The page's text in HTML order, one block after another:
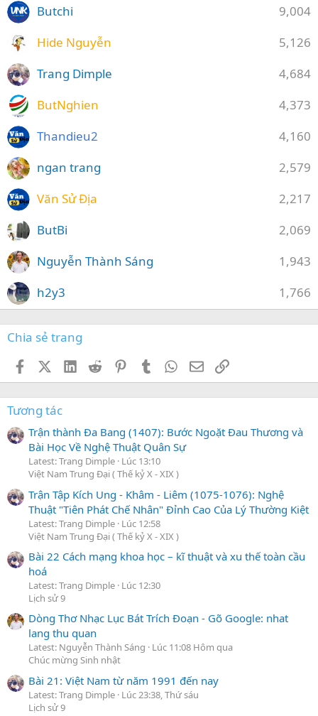
9,004
Butchi
5,126
Hide Nguyễn
4,684
Trang Dimple
4,373
ButNghien
4,160
Thandieu2
2,579
ngan trang
2,217
Văn Sử Địa
2,069
ButBi
1,943
Nguyễn Thành Sáng
1,766
h2y3
Chia sẻ trang
FacebookX (Twitter)
LinkedIn
Reddit PinterestTumblr WhatsApp
EmailLink
Tương tác
Trận thành Đa Bang (1407): Bước Ngoặt Đau Thương và
Bài Học Về Nghệ Thuật Quân Sự
Latest: Trang Dimple Lúc 13:10
Việt Nam Trung Đại ( Thế kỷ X - XIX )
Trận Tập Kích Ung - Khâm - Liêm (1075-1076): Nghệ
Thuật "Tiên Phát Chế Nhân" Đỉnh Cao Của Lý Thường Kiệt
Latest: Trang Dimple Lúc 12:58
Việt Nam Trung Đại ( Thế kỷ X - XIX )
Bài 22 Cách mạng khoa học – kĩ thuật và xu thế toàn cầu
hoá
Latest: Trang Dimple Lúc 12:30
Lịch sử 9
Dòng Thơ Nhạc Lục Bát Trích Đoạn - Gõ Google: nhat
lang thu quan
Latest: Nguyễn Thành Sáng
Lúc 11:08 Hôm qua
Chúc mừng Sinh nhật
Bài 21: Việt Nam từ năm 1991 đến nay
Latest: Trang Dimple Lúc 23:38, Thứ sáu
Lịch sử 9